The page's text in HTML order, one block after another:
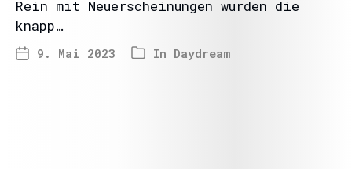
Rein mit Neuerscheinungen wurden die
knapp…
9. Mai 2023 In Daydream